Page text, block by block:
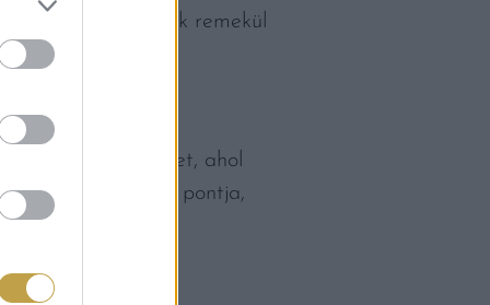
édességek remekül
kapja a főszerepet, ahol
találkozási pontja,